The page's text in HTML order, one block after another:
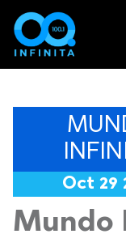
Oct 29
Mundo